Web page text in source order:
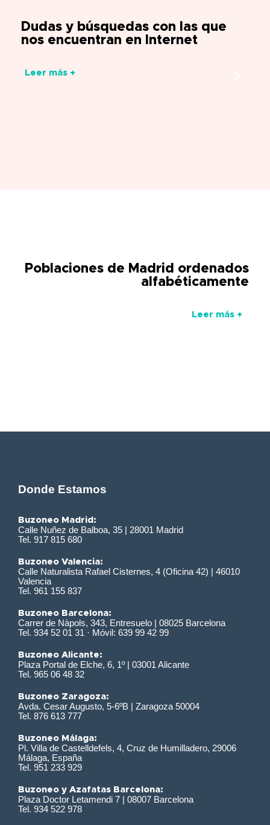
Dudas y búsquedas con las que
nos encuentran en Internet
Leer más +
Poblaciones de Madrid ordenados
alfabéticamente
Leer más +
Donde Estamos
Buzoneo Madrid:
Calle Nuñez de Balboa, 35 | 28001 Madrid
Tel. 917 815 680
Buzoneo Valencia:
Calle Naturalista Rafael Cisternes, 4 (Oficina 42) | 46010
Valencia
Tel. 961 155 837
Buzoneo Barcelona:
Carrer de Nàpols, 343, Entresuelo | 08025 Barcelona
Tel. 934 52 01 31 · Móvil: 639 99 42 99
Buzoneo Alicante:
Plaza Portal de Elche, 6, 1º | 03001 Alicante
Tel. 965 06 48 32
Buzoneo Zaragoza:
Avda. Cesar Augusto, 5-6ºB | Zaragoza 50004
Tel. 876 613 777
Buzoneo Málaga:
Pl. Villa de Castelldefels, 4, Cruz de Humilladero, 29006
Málaga, España
Tel. 951 233 929
Buzoneo y Azafatas Barcelona:
Plaza Doctor Letamendi 7 | 08007 Barcelona
Tel. 934 522 978